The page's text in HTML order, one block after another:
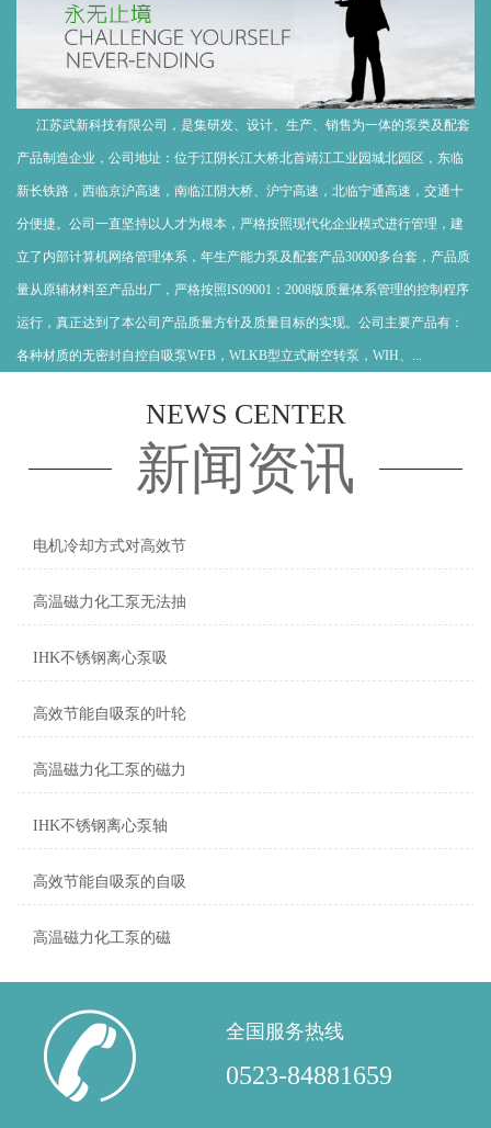
江苏武新科技有限公司，是集研发、设计、生产、销售为一体的泵类及配套
产品制造企业，公司地址：位于江阴长江大桥北首靖江工业园城北园区，东临
新长铁路，西临京沪高速，南临江阴大桥、沪宁高速，北临宁通高速，交通十
分便捷。公司一直坚持以人才为根本，严格按照现代化企业模式进行管理，建
立了内部计算机网络管理体系，年生产能力泵及配套产品30000多台套，产品质
量从原辅材料至产品出厂，严格按照IS09001：2008版质量体系管理的控制程序
运行，真正达到了本公司产品质量方针及质量目标的实现。公司主要产品有：
各种材质的无密封自控自吸泵WFB，WLKB型立式耐空转泵，WIH、...
NEWS CENTER
新闻资讯
电机冷却方式对高效节
高温磁力化工泵无法抽
IHK不锈钢离心泵吸
高效节能自吸泵的叶轮
高温磁力化工泵的磁力
IHK不锈钢离心泵轴
高效节能自吸泵的自吸
‌高温磁力化工泵的磁
全国服务热线
0523-84881659